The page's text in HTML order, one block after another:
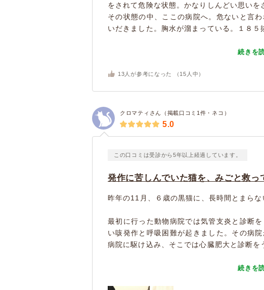
をされて危険な状態。かなりしんどい思いを
その状態の中、ここの病院へ。危ないと言
いだきました。胸水が溜まっている。１８５
続きを
13 人が参考になった （ 15 人中）
クロマティさん（掲載口コミ1件・ネコ）
5.0
この口コミは受診から5年以上経過しています。
発作に苦しんでいた猫を、みごと救っ
昨年の11月、６歳の黒猫に、長時間とまらな
最初に行った動物病院では気管支炎と診断
い咳発作と呼吸困難が起きました。その病
病院に駆け込み、そこでは心臓肥大と診断を
続きを